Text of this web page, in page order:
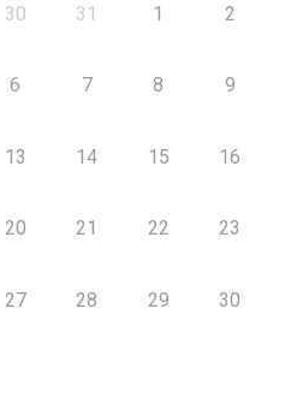
30 31 1 2
6 7 8 9
13 14 15 16
20 21 22 23
27 28 29 30